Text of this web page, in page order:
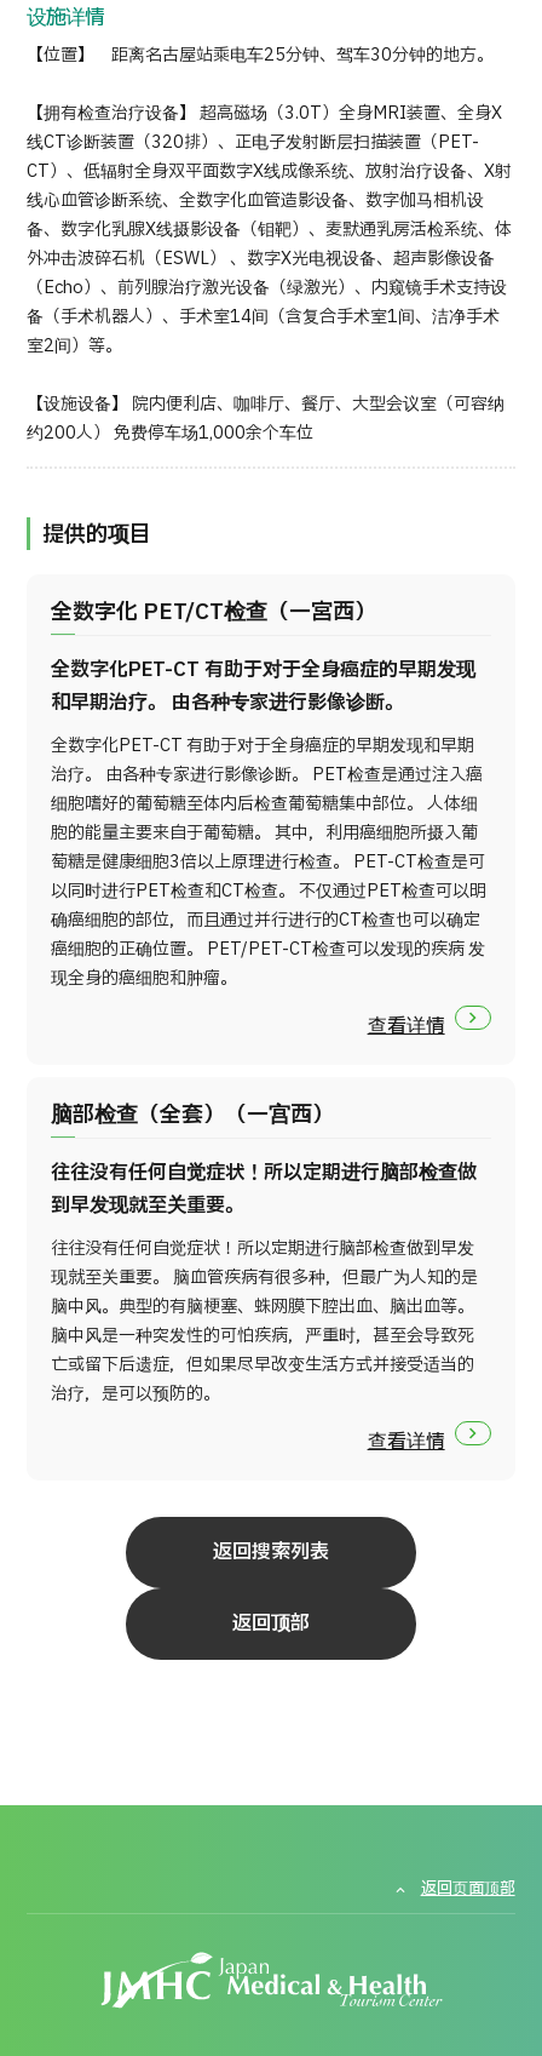
联系我们
设施详情
【位置】 距离名古屋站乘电车25分钟、驾车30分钟的地方。
【拥有检查治疗设备】 超高磁场（3.0T）全身MRI装置、全身X
线CT诊断装置（320排）、正电子发射断层扫描装置（PET-
CT）、低辐射全身双平面数字X线成像系统、放射治疗设备、X射
线心血管诊断系统、全数字化血管造影设备、数字伽马相机设
备、数字化乳腺X线摄影设备（钼靶）、麦默通乳房活检系统、体
外冲击波碎石机（ESWL） 、数字X光电视设备、超声影像设备
（Echo）、前列腺治疗激光设备（绿激光）、内窥镜手术支持设
备（手术机器人）、手术室14间（含复合手术室1间、洁净手术
室2间）等。
【设施设备】 院内便利店、咖啡厅、餐厅、大型会议室（可容纳
约200人） 免费停车场1,000余个车位
提供的项目
全数字化 PET/CT检查（一宮西）
全数字化PET-CT 有助于对于全身癌症的早期发现
和早期治疗。 由各种专家进行影像诊断。
全数字化PET-CT 有助于对于全身癌症的早期发现和早期
治疗。 由各种专家进行影像诊断。 PET检查是通过注入癌
细胞嗜好的葡萄糖至体内后检查葡萄糖集中部位。 人体细
胞的能量主要来自于葡萄糖。 其中，利用癌细胞所摄入葡
萄糖是健康细胞3倍以上原理进行检查。 PET-CT检查是可
以同时进行PET检查和CT检查。 不仅通过PET检查可以明
确癌细胞的部位，而且通过并行进行的CT检查也可以确定
癌细胞的正确位置。 PET/PET-CT检查可以发现的疾病 发
现全身的癌细胞和肿瘤。
查看详情
脑部检查（全套）（一宫西）
往往没有任何自觉症状！所以定期进行脑部检查做
到早发现就至关重要。
往往没有任何自觉症状！所以定期进行脑部检查做到早发
现就至关重要。 脑血管疾病有很多种，但最广为人知的是
脑中风。典型的有脑梗塞、蛛网膜下腔出血、脑出血等。
脑中风是一种突发性的可怕疾病，严重时，甚至会导致死
亡或留下后遗症，但如果尽早改变生活方式并接受适当的
治疗，是可以预防的。
查看详情
返回搜索列表
返回顶部
返回页面顶部